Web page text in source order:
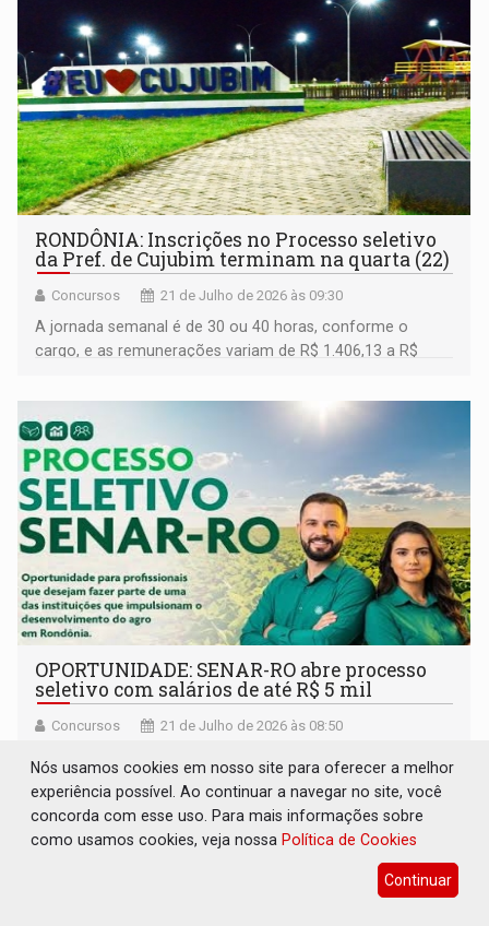
RONDÔNIA: Inscrições no Processo seletivo
da Pref. de Cujubim terminam na quarta (22)
Concursos 21 de Julho de 2026 às 09:30
A jornada semanal é de 30 ou 40 horas, conforme o
cargo, e as remunerações variam de R$ 1.406,13 a R$
OPORTUNIDADE: SENAR-RO abre processo
seletivo com salários de até R$ 5 mil
Concursos 21 de Julho de 2026 às 08:50
cadastro reserva e inscrições entre 20 de julho e 8 de
agosto
Nós usamos cookies em nosso site para oferecer a melhor
experiência possível. Ao continuar a navegar no site, você
concorda com esse uso. Para mais informações sobre
como usamos cookies, veja nossa Política de Cookies
Continuar